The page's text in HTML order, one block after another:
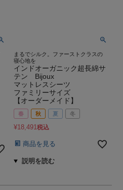
まるでシルク。ファーストクラスの
寝心地を
インドオーガニック超長綿サ
テン Bijoux
マットレスシーツ
ファミリーサイズ
【オーダーメイド】
春 秋 夏 冬
¥18,491 税込
商品を見る